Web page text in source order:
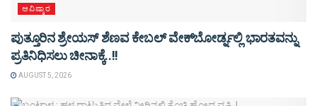
ಆವಿಷ್ಕಾರ
ಪುತ್ತೂರಿನ ಶ್ರೇಯಸ್ ಶೆಣವ ಕೇಬಲ್ ವೇಕ್‌ಬೋರ್ಡ್ನಲ್ಲಿ ಭಾರತವನ್ನು
ಪ್ರತಿನಿಧಿಸಲು ಚೀನಾಕ್ಕೆ..!!
AUGUST 5, 2026